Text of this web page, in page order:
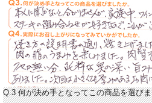
Q.3 何が決め手となってこの商品を選び